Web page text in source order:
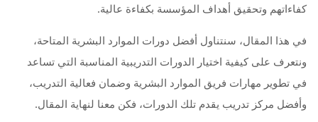
كفاءاتهم وتحقيق أهداف المؤسسة بكفاءة عالية.
في هذا المقال، سنتناول أفضل دورات الموارد البشرية المتاحة،
ونتعرف على كيفية اختيار الدورات التدريبية المناسبة التي تساعد
في تطوير مهارات فريق الموارد البشرية وضمان فعالية التدريب،
وأفضل مركز تدريب يقدم تلك الدورات، فكن معنا لنهاية المقال.